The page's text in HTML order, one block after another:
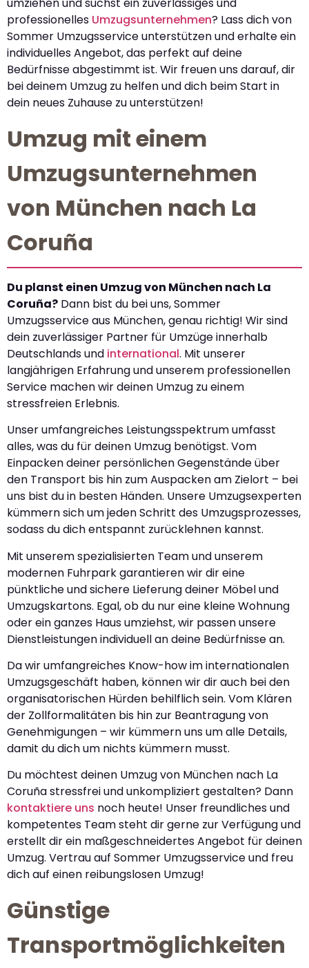
umziehen und suchst ein zuverlässiges und
professionelles Umzugsunternehmen? Lass dich von
Sommer Umzugsservice unterstützen und erhalte ein
individuelles Angebot, das perfekt auf deine
Bedürfnisse abgestimmt ist. Wir freuen uns darauf, dir
bei deinem Umzug zu helfen und dich beim Start in
dein neues Zuhause zu unterstützen!
Umzug mit einem
Umzugsunternehmen
von München nach La
Coruña
Du planst einen Umzug von München nach La
Coruña? Dann bist du bei uns, Sommer
Umzugsservice aus München, genau richtig! Wir sind
dein zuverlässiger Partner für Umzüge innerhalb
Deutschlands und international. Mit unserer
langjährigen Erfahrung und unserem professionellen
Service machen wir deinen Umzug zu einem
stressfreien Erlebnis.
Unser umfangreiches Leistungsspektrum umfasst
alles, was du für deinen Umzug benötigst. Vom
Einpacken deiner persönlichen Gegenstände über
den Transport bis hin zum Auspacken am Zielort – bei
uns bist du in besten Händen. Unsere Umzugsexperten
kümmern sich um jeden Schritt des Umzugsprozesses,
sodass du dich entspannt zurücklehnen kannst.
Mit unserem spezialisierten Team und unserem
modernen Fuhrpark garantieren wir dir eine
pünktliche und sichere Lieferung deiner Möbel und
Umzugskartons. Egal, ob du nur eine kleine Wohnung
oder ein ganzes Haus umziehst, wir passen unsere
Dienstleistungen individuell an deine Bedürfnisse an.
Da wir umfangreiches Know-how im internationalen
Umzugsgeschäft haben, können wir dir auch bei den
organisatorischen Hürden behilflich sein. Vom Klären
der Zollformalitäten bis hin zur Beantragung von
Genehmigungen – wir kümmern uns um alle Details,
damit du dich um nichts kümmern musst.
Du möchtest deinen Umzug von München nach La
Coruña stressfrei und unkompliziert gestalten? Dann
kontaktiere uns noch heute! Unser freundliches und
kompetentes Team steht dir gerne zur Verfügung und
erstellt dir ein maßgeschneidertes Angebot für deinen
Umzug. Vertrau auf Sommer Umzugsservice und freu
dich auf einen reibungslosen Umzug!
Günstige
Transportmöglichkeiten